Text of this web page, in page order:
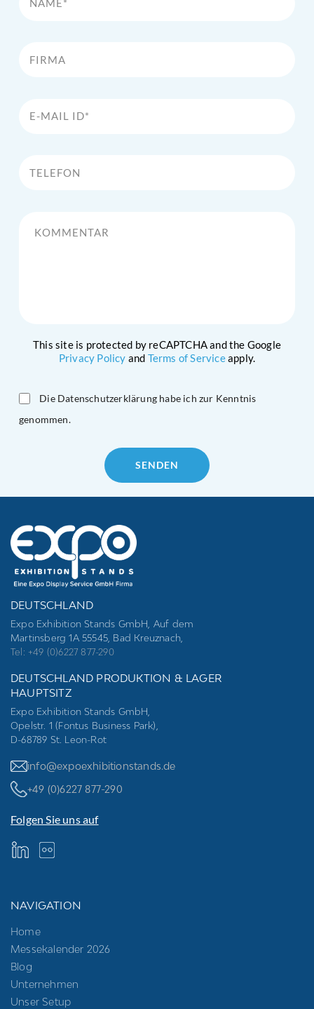
This site is protected by reCAPTCHA and the Google
Privacy Policy and Terms of Serviceapply.
Die Datenschutzerklärung habe ich zur Kenntnis
genommen.
empty.
DEUTSCHLAND
Expo Exhibition Stands GmbH, Auf dem
Martinsberg 1A 55545, Bad Kreuznach,
Tel: +49 (0)6227 877-290
DEUTSCHLAND PRODUKTION & LAGER
HAUPTSITZ
Expo Exhibition Stands GmbH,
Opelstr. 1 (Fontus Business Park),
D-68789 St. Leon-Rot
info@expoexhibitionstands.de
+49 (0)6227 877-290
Folgen Sie uns auf
NAVIGATION
Home
Messekalender 2026
Blog
Unternehmen
Unser Setup